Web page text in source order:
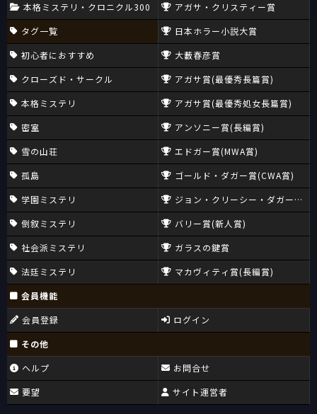
本格ミステリ・クロニクル300
タグ一覧
初心者におすすめ
クローズド・サークル
本格ミステリ
密室
雪の山荘
孤島
学園ミステリ
倒叙ミステリ
社会派ミステリ
法廷ミステリ
アガサ・クリスティー賞
日本ホラー小説大賞
大藪春彦賞
アガサ賞(最優秀長篇賞)
アガサ賞(最優秀処女長篇賞)
アンソニー賞(長編賞)
エドガー賞(MWA賞)
ゴールド・ダガー賞(CWA賞)
ジョン・クリーシー・ダガー賞
バリー賞(新人賞)
ガラスの鍵賞
マカヴィティ賞(長編賞)
会員機能
会員登録
ログイン
その他
ヘルプ
要望
お問合せ
サイト運営者